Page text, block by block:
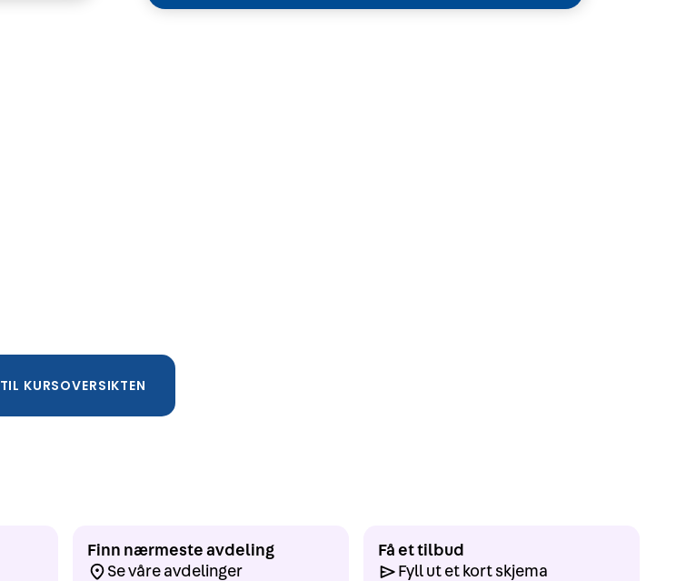
TIL KURSOVERSIKTEN
Finn nærmeste avdeling
Se våre avdelinger
Få et tilbud
Fyll ut et kort skjema